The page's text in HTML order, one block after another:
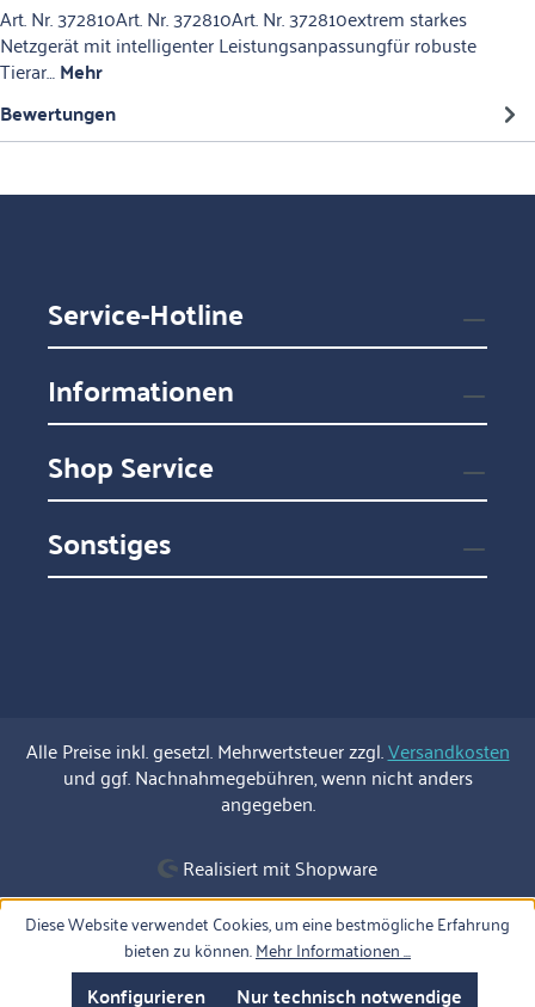
Art. Nr. 372810Art. Nr. 372810Art. Nr. 372810extrem starkes
Netzgerät mit intelligenter Leistungsanpassungfür robuste
Tierar…Mehr
Bewertungen
Service-Hotline
Informationen
Shop Service
Sonstiges
Alle Preise inkl. gesetzl. Mehrwertsteuer zzgl.Versandkosten
und ggf. Nachnahmegebühren, wenn nicht anders
angegeben.
Realisiert mit Shopware
Diese Website verwendet Cookies, um eine bestmögliche Erfahrung
bieten zu können.Mehr Informationen ...
Nur technisch notwendige
Konfigurieren